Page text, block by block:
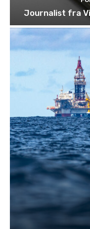
Journalist fra